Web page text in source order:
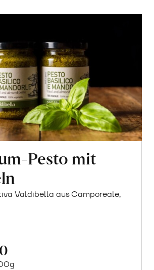
Pesto mit
Valdibella aus Camporeale,